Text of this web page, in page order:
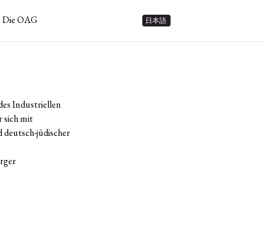
Die OAG 日本語
Industriellen
sich mit
deutsch-jüdischer